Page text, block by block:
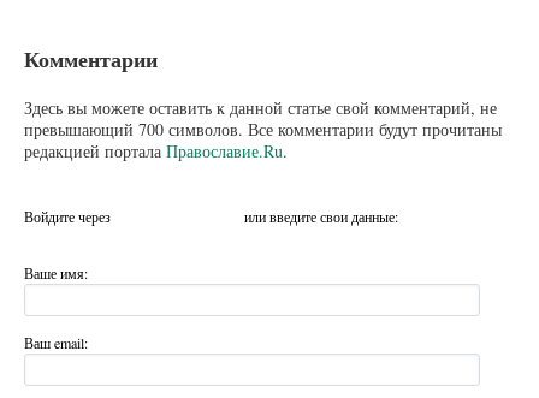
Комментарии
Здесь вы можете оставить к данной статье свой комментарий, не
превышающий 700 символов. Все комментарии будут прочитаны
редакцией портала Православие.Ru.
Войдите через или введите свои данные:
Ваше имя:
Ваш email: